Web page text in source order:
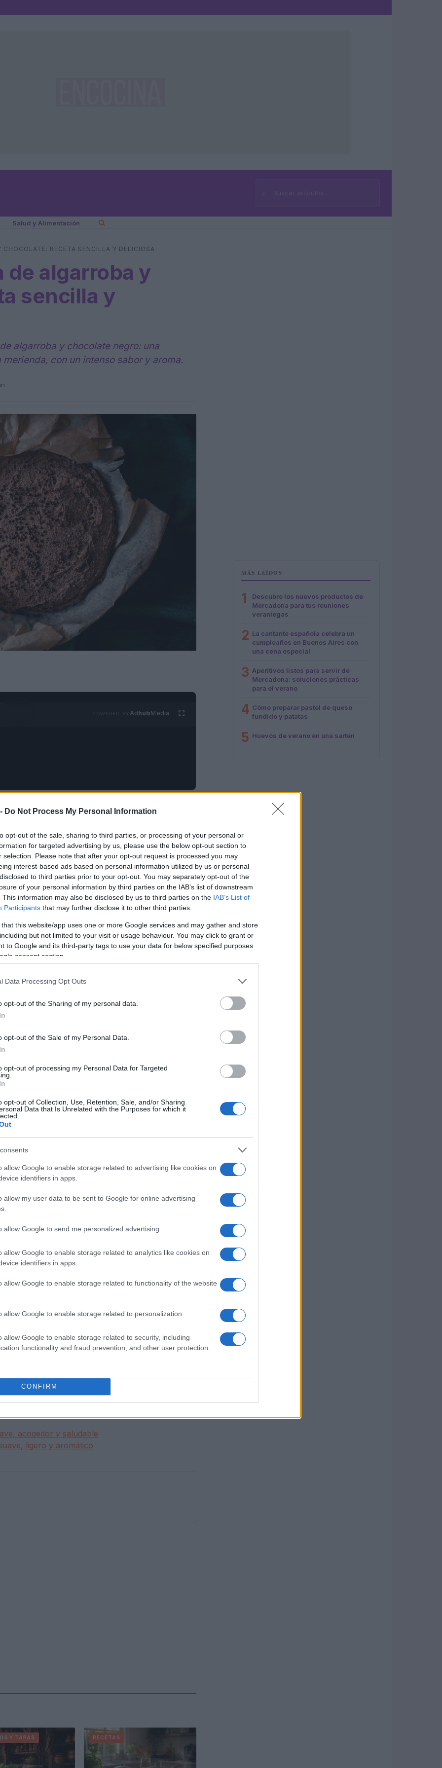
Do Not Process My Personal Information
opt-out of the sale, sharing to third parties, or processing of your personal or
for targeted advertising by us, please use the below opt-out section to
selection. Please note that after your opt-out request is processed you may
interest-based ads based on personal information utilized by us or personal
to third parties prior to your opt-out. You may separately opt-out of the
of your personal information by third parties on the IAB’s list of downstream
This information may also be disclosed by us to third parties on the IAB’s List of
Participants that may further disclose it to other third parties.
that this website/app uses one or more Google services and may gather and store
but not limited to your visit or usage behaviour. You may click to grant or
to Google and its third-party tags to use your data for below specified purposes
consent section.
Data Processing Opt Outs
opt-out of the Sharing of my personal data.
opt-out of the Sale of my Personal Data.
opt-out of processing my Personal Data for Targeted
opt-out of Collection, Use, Retention, Sale, and/or Sharing
Data that Is Unrelated with the Purposes for which it
allow Google to enable storage related to advertising like cookies on
identifiers in apps.
allow my user data to be sent to Google for online advertising
allow Google to send me personalized advertising.
allow Google to enable storage related to analytics like cookies on
identifiers in apps.
allow Google to enable storage related to functionality of the website
allow Google to enable storage related to personalization.
allow Google to enable storage related to security, including
functionality and fraud prevention, and other user protection.
CONFIRM
⌕Buscar
Salud y Alimentación
RECETA SENCILLA Y DELICIOSA
de algarroba y
sencilla y
algarroba y chocolate negro: una
con un intenso sabor y aroma.
AdhubMedia
es un delicioso y aromático postre
momento del día: en el desayuno con un
postre al final de la comida.
de los pasteles de chocolate clásicos
receta y descubra cómo prepararlo en
de algarroba
estén ligeros y esponjosos. Luego añadir el
primero la harina de algarroba y luego la harina
Asegúrese de que no haya grumos.
el pastel
de que está bien cocido haciendo la
acogedor y saludable
ligero y aromático
Y TAPAS RECETAS
MÁS LEÍDOS
1
Descubre los nuevos productos de
Mercadona para tus reuniones
veraniegas
2 La cantante española celebra un
cumpleaños en Buenos Aires con
una cena especial
3 Aperitivos listos para servir de
Mercadona: soluciones prácticas
para el verano
4 Cómo preparar pastel de queso
fundido y patatas
5 Huevos de verano en una sartén